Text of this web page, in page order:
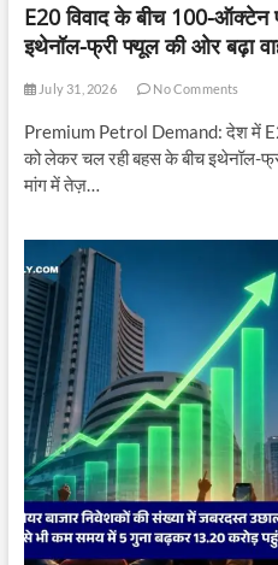
E20 विवाद के बीच 100-ऑक्टेन
इथेनॉल-फ्री फ्यूल की ओर बढ़ा
July 31, 2026 No Comments
Premium Petrol Demand: देश में
को लेकर चल रही बहस के बीच इथेनॉल-
मांग में तेज़…